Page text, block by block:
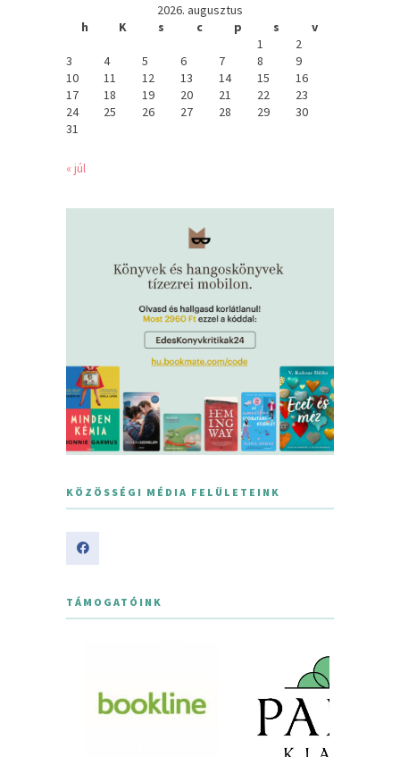
2026. augusztus
h
K s c p s
v
1
2
3
4 5 6 7 8
9
10
11 12 13 14 15
16
17
18 19 20 21 22
23
24
25 26 27 28 29
30
31
« júl
KÖZÖSSÉGI MÉDIA FELÜLETEINK
TÁMOGATÓINK